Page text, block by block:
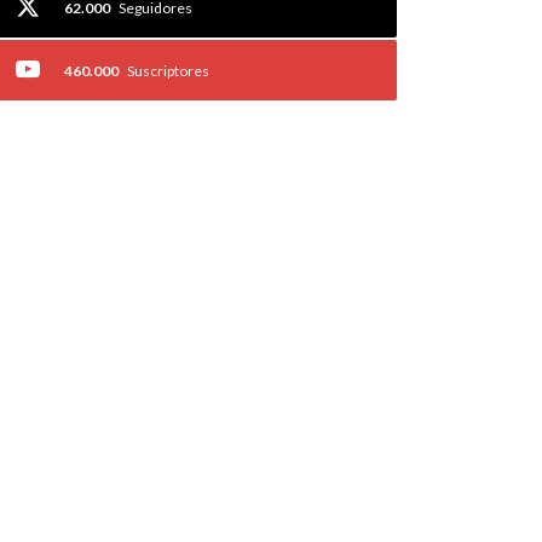
62.000 Seguidores
460.000 Suscriptores